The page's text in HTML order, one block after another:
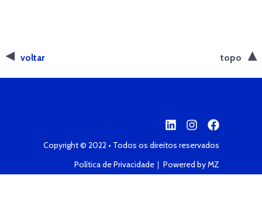
voltar topo
Copyright © 2022 • Todos os direitos reservados
Política de Privacidade
Powered by MZ